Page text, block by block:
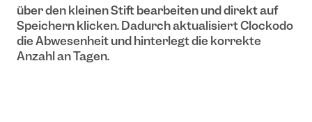
über den kleinen Stift bearbeiten und direkt auf
Speichern klicken. Dadurch aktualisiert Clockodo
die Abwesenheit und hinterlegt die korrekte
Anzahl an Tagen.